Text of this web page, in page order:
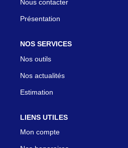
Nous contacter
Présentation
NOS SERVICES
Nos outils
Nos actualités
Estimation
LIENS UTILES
Mon compte